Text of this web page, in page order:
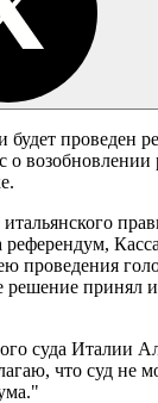
проведен
о возобновлении
референдум,
проведения
решение принял
суда Италии
что суд не